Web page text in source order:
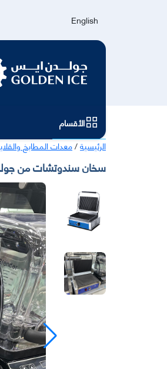
English
الأقسام
الرئيسية/معدات المطابخ
سخان سندوتشات من